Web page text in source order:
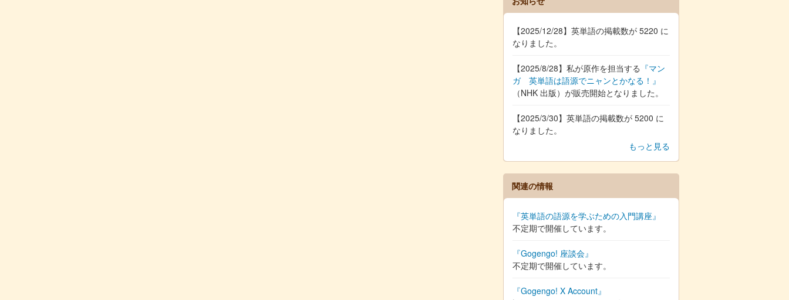
【2025/12/28】英単語の掲載数が 5220 に
なりました。
【2025/8/28】私が原作を担当する 『マン
ガ 英単語は語源でニャンとかなる！』
（NHK 出版）が販売開始となりました。
【2025/3/30】英単語の掲載数が 5200 に
なりました。
もっと見る
関連の情報
『英単語の語源を学ぶための入門講座』
不定期で開催しています。
『Gogengo! 座談会』
不定期で開催しています。
『Gogengo! X Account』